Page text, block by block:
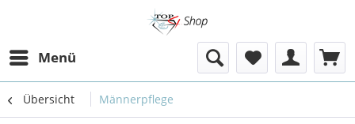
Menü
Übersicht Männerpflege